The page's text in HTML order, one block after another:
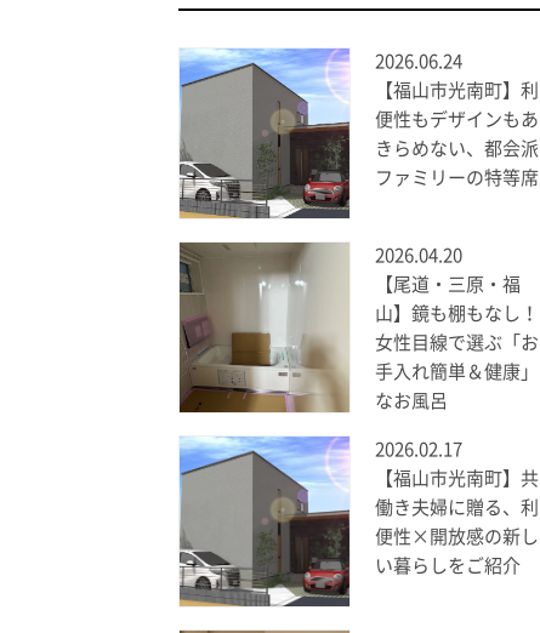
2026.06.24
【福山市光南町】利
便性もデザインもあ
きらめない、都会派
ファミリーの特等席
2026.04.20
【尾道・三原・福
山】鏡も棚もなし！
女性目線で選ぶ「お
手入れ簡単＆健康」
なお風呂
2026.02.17
【福山市光南町】共
働き夫婦に贈る、利
便性×開放感の新し
い暮らしをご紹介